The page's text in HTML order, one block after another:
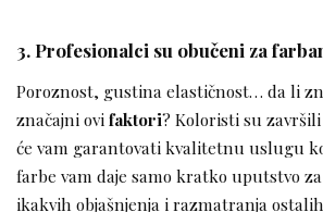
3. Profesionalci su obučeni za
Poroznost, gustina elastičnost… da li
značajni ovifaktori? Koloristi su
će vam garantovati kvalitetnu uslugu
farbe vam daje samo kratko uputstvo
ikakvih objašnjenja i razmatranja